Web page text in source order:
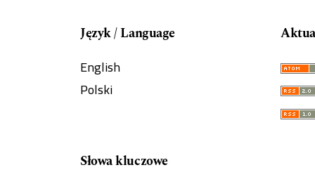
Język / Language
English
Polski
Słowa kluczowe